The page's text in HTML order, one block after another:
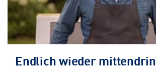
Endlich wieder mittendrin